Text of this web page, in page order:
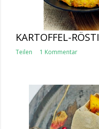
KARTOFFEL-RÖSTI
Teilen 1 Kommentar